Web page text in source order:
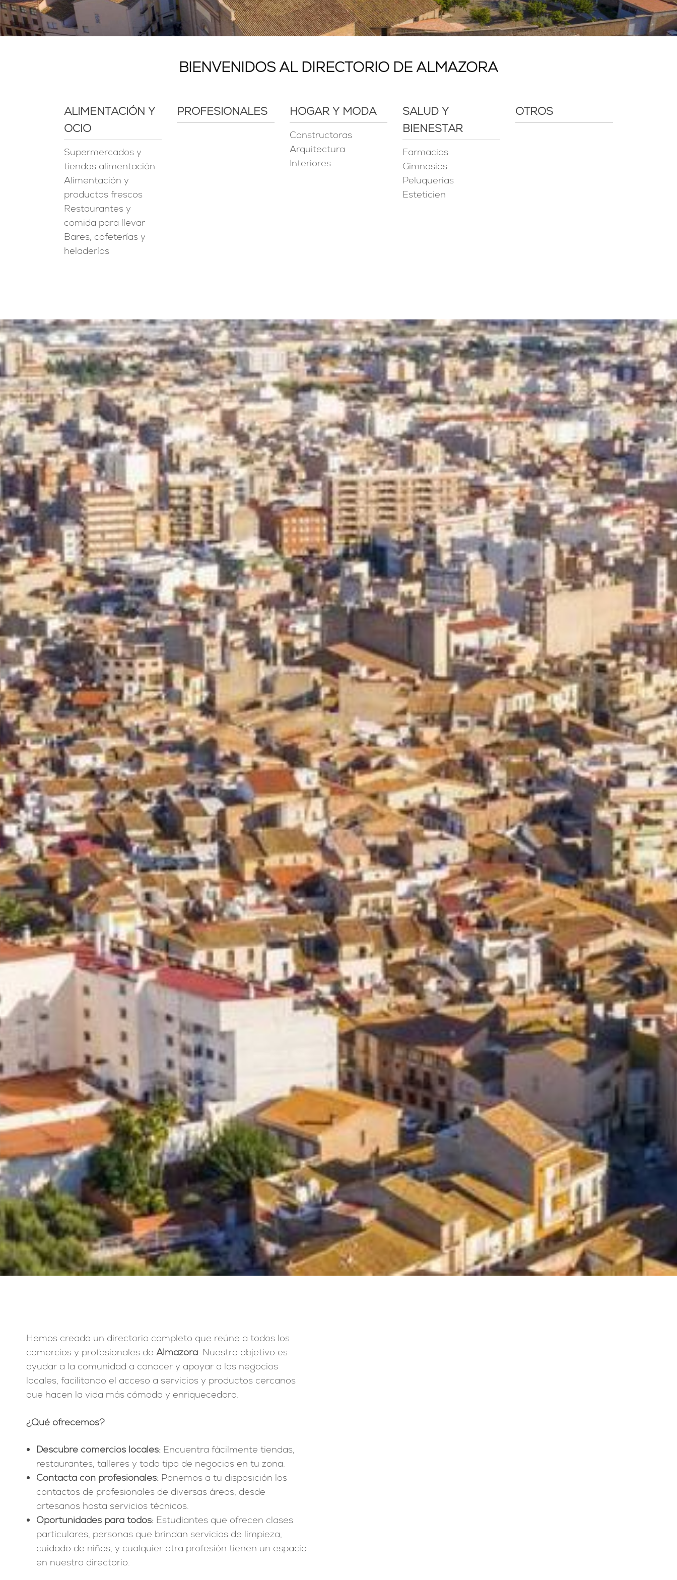
BIENVENIDOS AL DIRECTORIO DE ALMAZORA
ALIMENTACIÓN Y
OCIO
Supermercados y
tiendas alimentación
Alimentación y
productos frescos
Restaurantes y
comida para llevar
Bares, cafeterías y
heladerías
PROFESIONALES HOGAR Y MODA
Constructoras
Arquitectura
Interiores
SALUD Y
BIENESTAR
Farmacias
Gimnasios
Peluquerias
Esteticien
OTROS
Hemos creado un directorio completo que reúne a todos los
comercios y profesionales de Almazora. Nuestro objetivo es
ayudar a la comunidad a conocer y apoyar a los negocios
locales, facilitando el acceso a servicios y productos cercanos
que hacen la vida más cómoda y enriquecedora.
¿Qué ofrecemos?
Descubre comercios locales: Encuentra fácilmente tiendas,
restaurantes, talleres y todo tipo de negocios en tu zona.
Contacta con profesionales: Ponemos a tu disposición los
contactos de profesionales de diversas áreas, desde
artesanos hasta servicios técnicos.
Oportunidades para todos: Estudiantes que ofrecen clases
particulares, personas que brindan servicios de limpieza,
cuidado de niños, y cualquier otra profesión tienen un espacio
en nuestro directorio.